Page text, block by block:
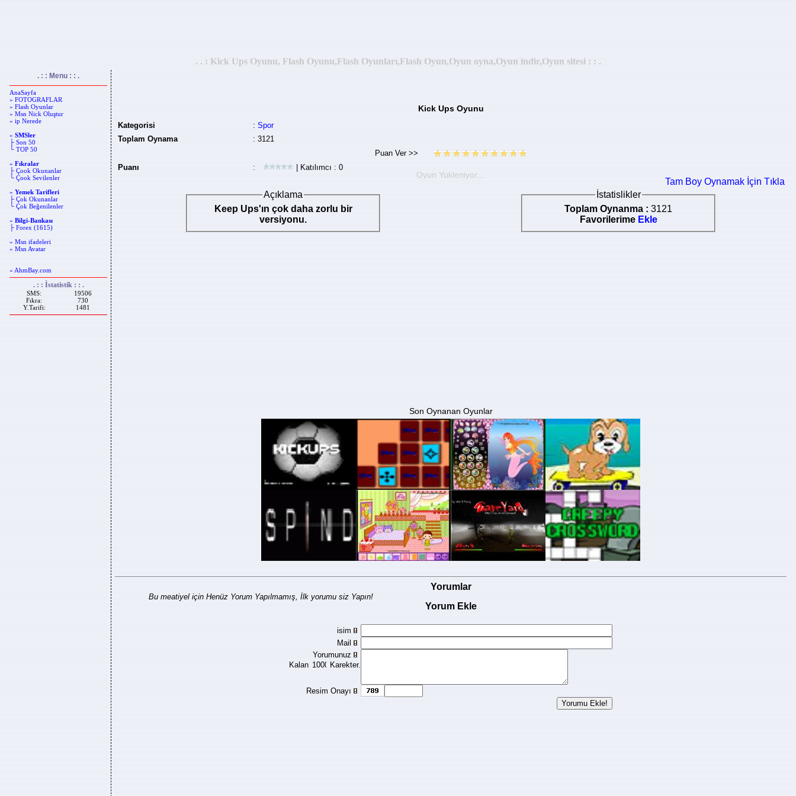
. . : Kick Ups Oyunu, Flash Oyunu,Flash Oyunları,Flash Oyun,Oyun oyna,Oyun indir,Oyun sitesi : : .
. : : Menu : : .
AnaSayfa
» FOTOGRAFLAR
» Flash Oyunlar
» Msn Nick Oluştur
» ip Nerede
»SMSler
├ Son 50
└ TOP 50
»Fıkralar
├ Çook Okunanlar
└ Çook Sevilenler
»Yemek Tarifleri
├ Çok Okunanlar
└ Çok Beğenilenler
»Bilgi-Bankası
├ Forex (1615)
» Msn ifadeleri
» Msn Avatar
« AhmBay.com
. : : İstatistik : : .
SMS:
19506
Fıkra:
730
Y.Tarifi:
1481
Kick Ups Oyunu
Kategorisi :Spor
Toplam Oynama
: 3121
Puanı : | Katılımcı : 0
Oyun Yukleniyor…
Tam Boy Oynamak İçin Tıkla
Açıklama
Keep Ups'ın çok daha zorlu bir
versiyonu.
İstatislikler
Toplam Oynanma :3121
FavorilerimeEkle
Son Oynanan Oyunlar
Yorumlar
Bu meatiyel için Henüz Yorum Yapılmamış, İlk yorumu siz Yapın!
Yorum Ekle
isim
Mail
Yorumunuz
Kalan
Karekter.
Resim Onayı